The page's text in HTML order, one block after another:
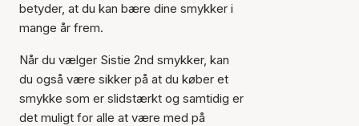
betyder, at du kan bære dine smykker i
mange år frem.
Når du vælger Sistie 2nd smykker, kan
du også være sikker på at du køber et
smykke som er slidstærkt og samtidig er
det muligt for alle at være med på